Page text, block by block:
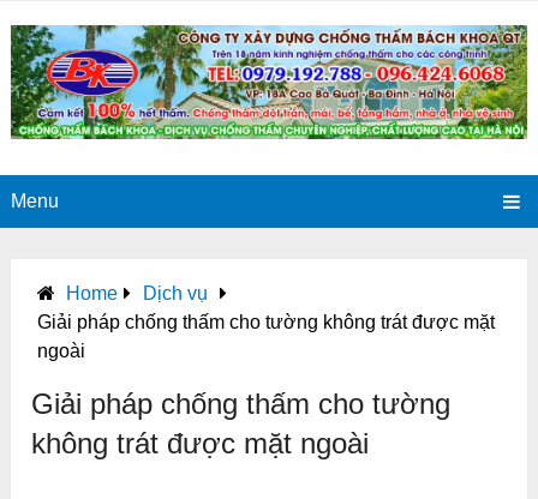
Menu
Home
Dịch vụ
Giải pháp chống thấm cho tường không trát được mặt
ngoài
Giải pháp chống thấm cho tường
không trát được mặt ngoài